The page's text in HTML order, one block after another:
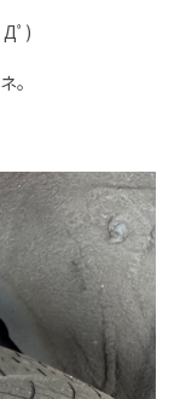
Дﾟ)
。